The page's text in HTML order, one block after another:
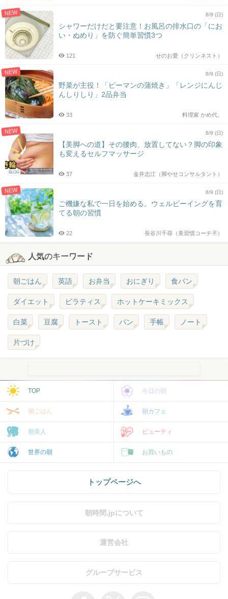
NEW 8/9 (日)
シャワーだけだと要注意！お風呂の排水口の「にお
い・ぬめり」を防ぐ簡単習慣3つ
せのお愛（クリンネスト）
121
NEW 8/9 (日)
野菜が主役！「ピーマンの蒲焼き」「レンジにんじ
んしりしり」2品弁当
料理家 かめ代。
33
NEW
BLOG
8/9 (日)
【美脚への道】その腰肉、放置してない？脚の印象
も変えるセルフマッサージ
金井志江（脚やせコンサルタント）
37
NEW 8/9 (日)
ご機嫌な私で一日を始める。ウェルビーイングを育
てる朝の習慣
長谷川千尋（美習慣コーチ🄬）
22
人気のキーワード
朝ごはん 英語 お弁当 おにぎり 食パン
ダイエット ピラティス ホットケーキミックス
白菜 豆腐 トースト パン 手帳 ノート
片づけ
TOP 今日の朝
朝ごはん 朝カフェ
朝美人 ビューティ
世界の朝 お買いもの
トップページへ
朝時間.jpについて
運営会社
グループサービス